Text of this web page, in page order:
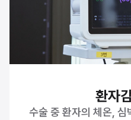
환자
수술 중 환자의 체온,